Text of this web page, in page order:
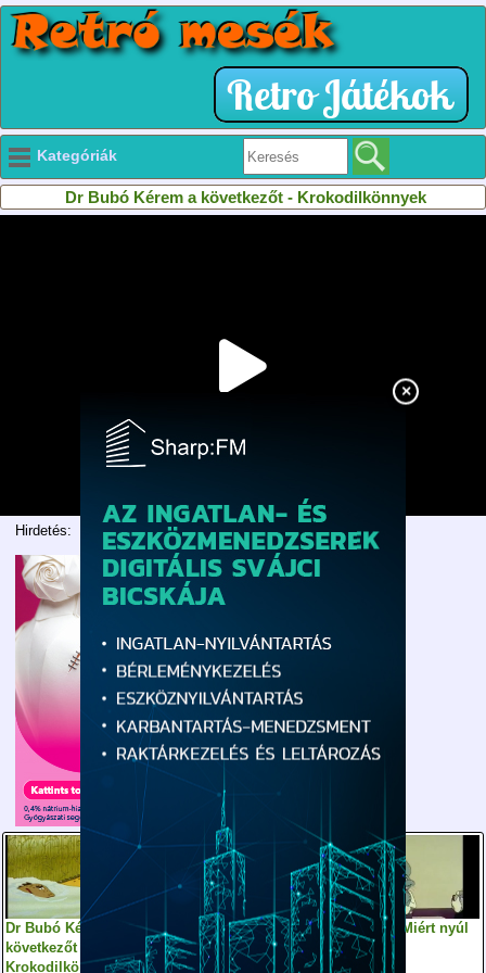
×
Kategóriák
Dr Bubó Kérem a következőt - Krokodilkönnyek
Hirdetés:
Dr Bubó Kérem a
következőt -
Krokodilkönnyek
Dr. Bubó - Állati jogok
Dr. Bubó - Miért nyúl
a nyúl